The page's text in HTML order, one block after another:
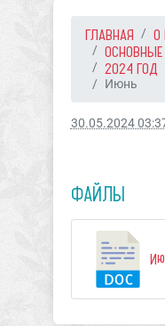
ГЛАВНАЯ
О
2024 ГОД
Июнь
30.05.2024
ФАЙЛЫ